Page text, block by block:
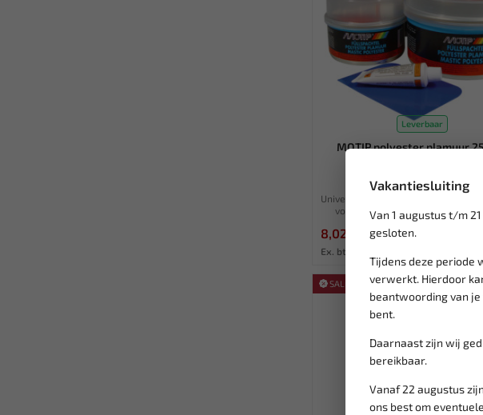
Vakantiesluiting
Van 1 augustus t/m
gesloten.
Tijdens deze periode
verwerkt. Hierdoor
beantwoording van
bent.
Daarnaast zijn wij
bereikbaar.
Vanaf 22 augustus
ons best om
Leverbaar
MOTIP polyester plamuur
Universele 2-componenten polyester
voor het egaliseren van
8,02
10,02
Ex. btw: € 6,62
SALE!